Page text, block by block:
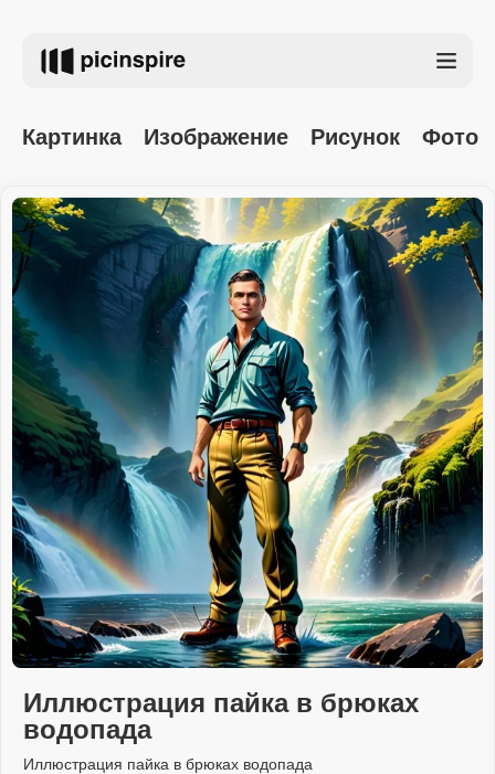
Картинка Изображение Рисунок Фото
Иллюстрация пайка в брюках
водопада
Иллюстрация пайка в брюках водопада